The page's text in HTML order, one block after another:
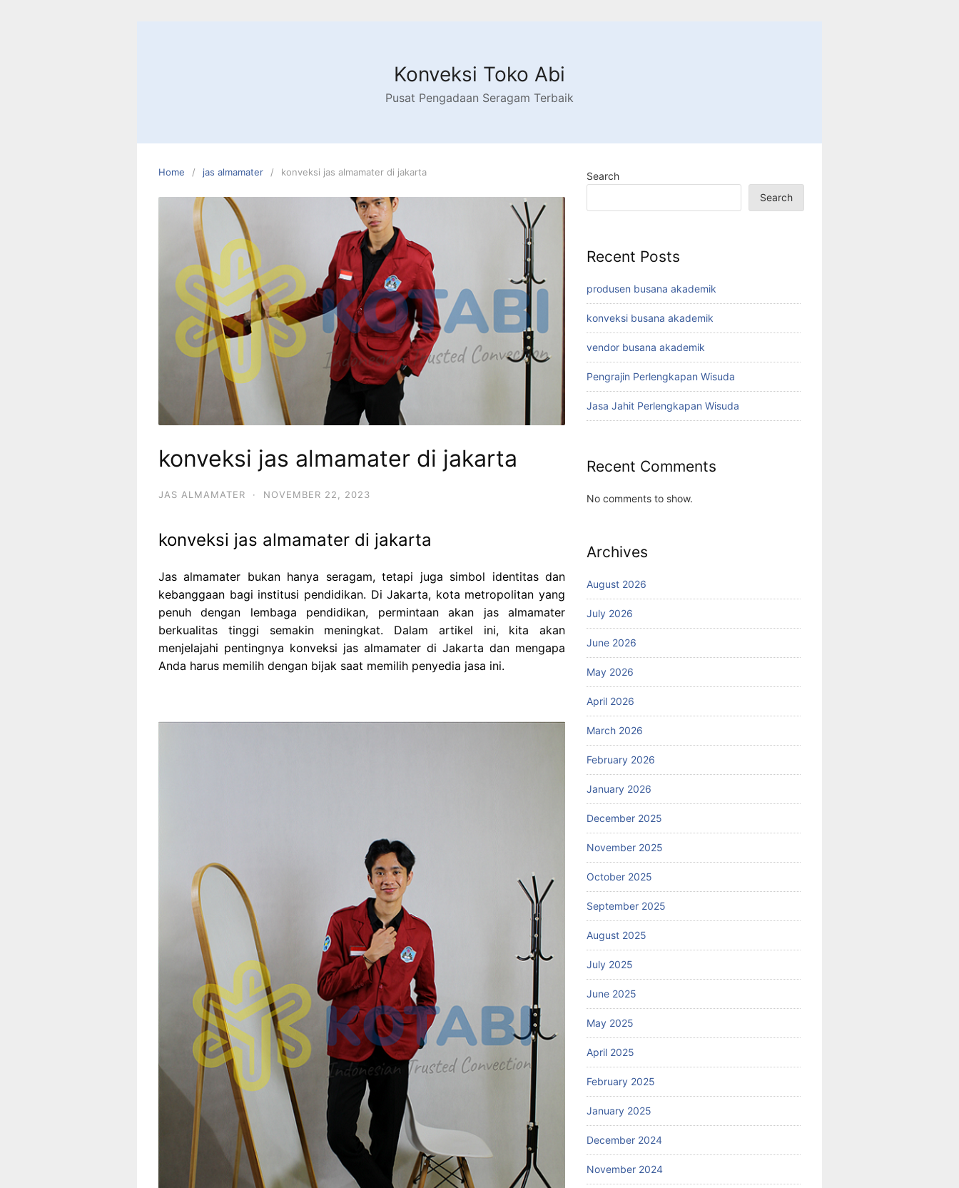
Konveksi Toko Abi
Pusat Pengadaan Seragam Terbaik
Home jas almamater konveksi jas almamater di jakarta
konveksi jas almamater di jakarta
JAS ALMAMATER · NOVEMBER 22, 2023
konveksi jas almamater di jakarta
Jas almamater bukan hanya seragam, tetapi juga simbol identitas dan
kebanggaan bagi institusi pendidikan. Di Jakarta, kota metropolitan yang
penuh dengan lembaga pendidikan, permintaan akan jas almamater
berkualitas tinggi semakin meningkat. Dalam artikel ini, kita akan
menjelajahi pentingnya konveksi jas almamater di Jakarta dan mengapa
Anda harus memilih dengan bijak saat memilih penyedia jasa ini.
Search
Search
Recent Posts
produsen busana akademik
konveksi busana akademik
vendor busana akademik
Pengrajin Perlengkapan Wisuda
Jasa Jahit Perlengkapan Wisuda
Recent Comments
No comments to show.
Archives
August 2026
July 2026
June 2026
May 2026
April 2026
March 2026
February 2026
January 2026
December 2025
November 2025
October 2025
September 2025
August 2025
July 2025
June 2025
May 2025
April 2025
February 2025
January 2025
December 2024
November 2024